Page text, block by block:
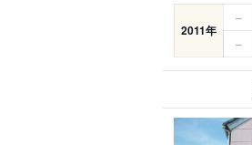
2011年
–
–